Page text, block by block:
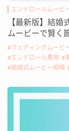
エンドロールムービ
【最新版】結
ムービーで賢く
ウェディングムービ
エンドロール費用
結婚式ムービー相場